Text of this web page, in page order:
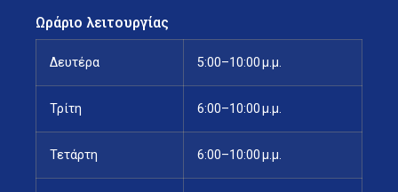
Ωράριο λειτουργίας
Δευτέρα 5:00–10:00 μ.μ.
Τρίτη 6:00–10:00 μ.μ.
Τετάρτη 6:00–10:00 μ.μ.